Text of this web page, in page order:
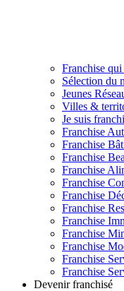
Franchise qui
Sélection du
Jeunes
Villes &
Je suis
Franchise
Franchise
Franchise
Franchise
Franchise
Franchise
Franchise
Franchise
Franchise
Franchise
Franchise
Franchise
Devenir franchisé